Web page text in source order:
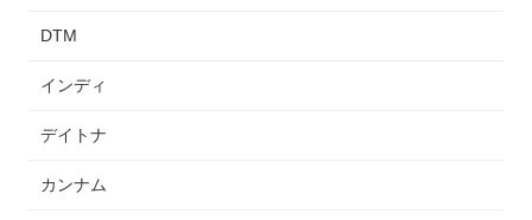
DTM
インディ
デイトナ
カンナム